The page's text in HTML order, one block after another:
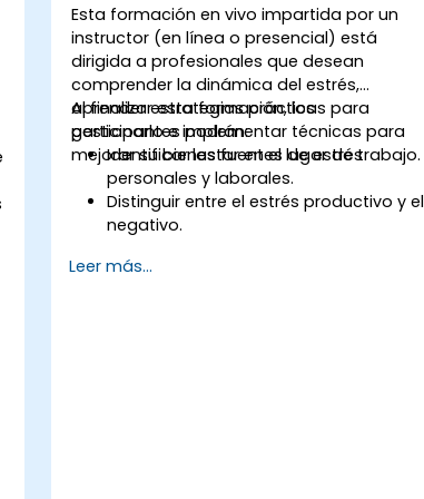
Esta formación en vivo impartida por un
instructor (en línea o presencial) está
dirigida a profesionales que desean
comprender la dinámica del estrés,
aprender estrategias prácticas para
gestionarlo e implementar técnicas para
mejorar su bienestar en el lugar de trabajo.
Al finalizar esta formación, los
participantes podrán:
Identificar las fuentes de estrés
personales y laborales.
Distinguir entre el estrés productivo y el
negativo.
y gestionar el estrés.
Leer más...